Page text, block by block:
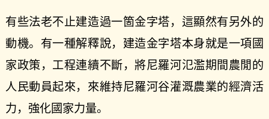
有些法老不止建造過一箇金字塔，這顯然有另外的
動機。有一種解釋說，建造金字塔本身就是一項國
家政策，工程連續不斷，將尼羅河氾濫期間農閒的
人民動員起來，來維持尼羅河谷灌溉農業的經濟活
力，強化國家力量。